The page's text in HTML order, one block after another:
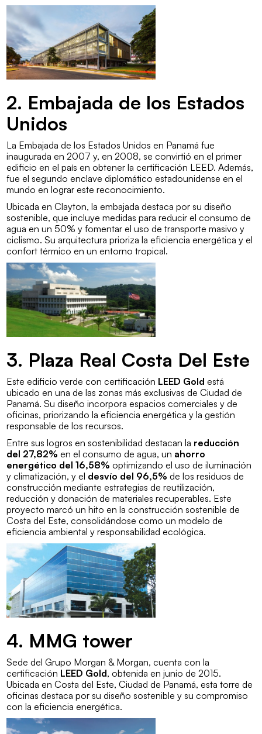
2. Embajada de los Estados
Unidos
La Embajada de los Estados Unidos en Panamá fue
inaugurada en 2007 y, en 2008, se convirtió en el primer
edificio en el país en obtener la certificación LEED. Además,
fue el segundo enclave diplomático estadounidense en el
mundo en lograr este reconocimiento.
Ubicada en Clayton, la embajada destaca por su diseño
sostenible, que incluye medidas para reducir el consumo de
agua en un 50% y fomentar el uso de transporte masivo y
ciclismo. Su arquitectura prioriza la eficiencia energética y el
confort térmico en un entorno tropical.
3. Plaza Real Costa Del Este
Este edificio verde con certificación LEED Gold está
ubicado en una de las zonas más exclusivas de Ciudad de
Panamá. Su diseño incorpora espacios comerciales y de
oficinas, priorizando la eficiencia energética y la gestión
responsable de los recursos.
Entre sus logros en sostenibilidad destacan la reducción
del 27,82% en el consumo de agua, un ahorro
energético del 16,58% optimizando el uso de iluminación
y climatización, y el desvío del 96,5% de los residuos de
construcción mediante estrategias de reutilización,
reducción y donación de materiales recuperables. Este
proyecto marcó un hito en la construcción sostenible de
Costa del Este, consolidándose como un modelo de
eficiencia ambiental y responsabilidad ecológica.
4. MMG tower
Sede del Grupo Morgan & Morgan, cuenta con la
certificación LEED Gold, obtenida en junio de 2015.
Ubicada en Costa del Este, Ciudad de Panamá, esta torre de
oficinas destaca por su diseño sostenible y su compromiso
con la eficiencia energética.